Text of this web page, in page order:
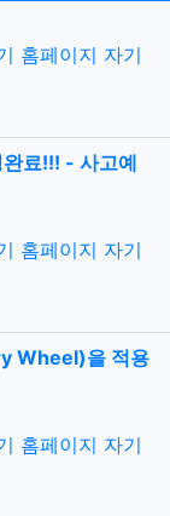
홈페이지 자기
료!!! - 사고예
홈페이지 자기
Wheel)을 적용
홈페이지 자기